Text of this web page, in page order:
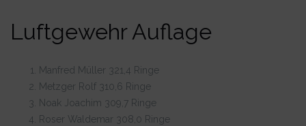
Luftgewehr Auflage
Manfred Müller 321,4 Ringe
Metzger Rolf 310,6 Ringe
Noak Joachim 309,7 Ringe
Roser Waldemar 308,0 Ringe